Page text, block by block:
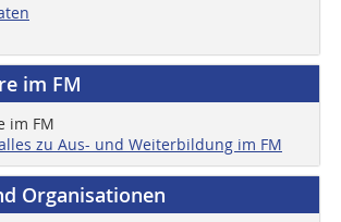
im FM
zu Aus- und Weiterbildung im FM
Organisationen